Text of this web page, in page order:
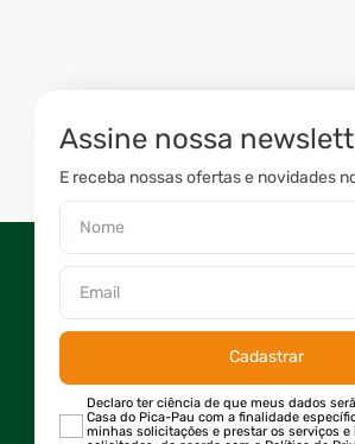
Assine nossa
E receba nossas ofertas e novidades
Cadastrar
Declaro ter ciência de que meus dados
Casa do Pica-Pau com a finalidade
minhas solicitações e prestar os serviços e